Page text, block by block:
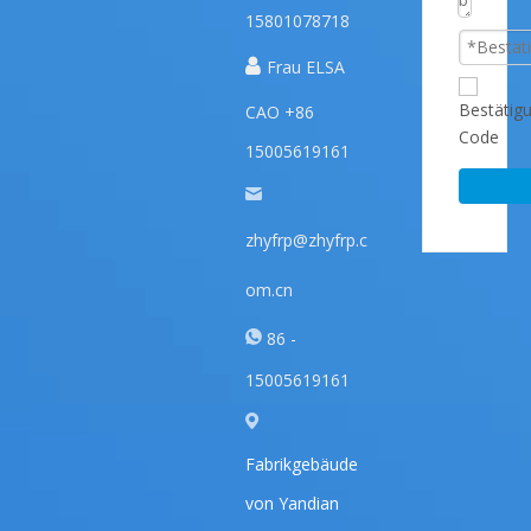
15801078718
 Frau ELSA
CAO +86
15005619161
zhyfrp@zhyfrp.c
om.cn
86 -
15005619161
Fabrikgebäude
von Yandian